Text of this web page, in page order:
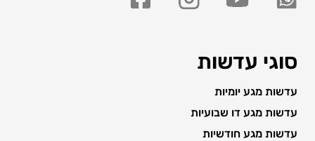
סוגי עדשות
עדשות מגע יומיות
עדשות מגע דו שבועיות
עדשות מגע חודשיות